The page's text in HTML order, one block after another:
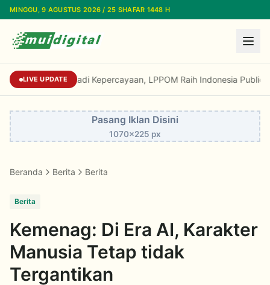
Lewati ke konten utama
MINGGU, 9 AGUSTUS 2026 / 25 SHAFAR 1448 H
LIVE UPDATE Dari Reputasi Menjadi Kepercayaan, LPPOM
Pasang Iklan Disini
1070x225 px
Beranda Berita Berita
Berita
Kemenag: Di Era AI, Karakter
Manusia Tetap tidak
Tergantikan